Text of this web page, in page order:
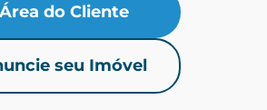
Área do Cliente
seu Imóvel